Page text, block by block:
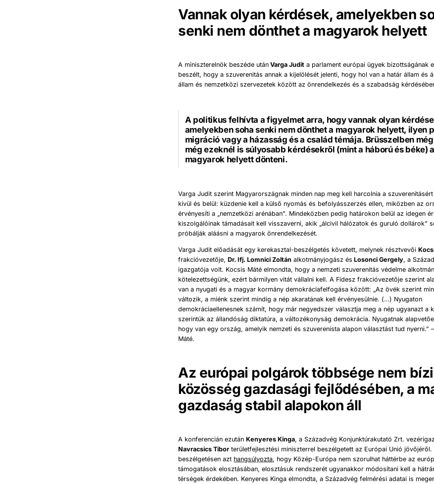
Vannak olyan kérdések, amelyekben
senki nem dönthet a magyarok helyett
A miniszterelnök beszéde után Varga Judit a parlament európai ügyek bizottságának
beszélt, hogy a szuverenitás annak a kijelölését jelenti, hogy hol van a határ állam és
állam és nemzetközi szervezetek között az önrendelkezés és a szabadság
A politikus felhívta a figyelmet arra, hogy vannak olyan
amelyekben soha senki nem dönthet a magyarok helyett, ilyen
migráció vagy a házasság és a család témája. Brüsszelben
még ezeknél is súlyosabb kérdésekről (mint a háború és béke)
magyarok helyett dönteni.
Varga Judit szerint Magyarországnak minden nap meg kell harcolnia a
kívül és belül: küzdenie kell a külső nyomás és befolyásszerzés ellen, miközben az
érvényesíti a „nemzetközi arénában”. Mindeközben pedig határokon belül az idegen
kiszolgálóinak támadásait kell visszaverni, akik „álcivil hálózatok és guruló dollárok”
próbálják aláásni a magyarok önrendelkezését.
Varga Judit előadását egy kerekasztal-beszélgetés követett, melynek résztvevői
frakcióvezetője,Dr. Ifj. Lomnici Zoltán alkotmányjogász és Losonci Gergely, a
igazgatója volt. Kocsis Máté elmondta, hogy a nemzeti szuverenitás védelme
kötelezettségünk, ezért bármilyen vitát vállalni kell. A Fidesz frakcióvezetője szerint
van a nyugati és a magyar kormány demokráciafelfogása között: „Az övék szerint
változik, a miénk szerint mindig a nép akaratának kell érvényesülnie. (…) Nyugaton
demokráciaellenesnek számít, hogy már negyedszer választja meg a nép ugyanazt a
szerintük az állandóság diktatúra, a változékonyság demokrácia. Nyugatnak
hogy van egy ország, amelyik nemzeti és szuverenista alapon választást tud nyerni.”
Máté.
Az európai polgárok többsége nem
közösség gazdasági fejlődésében, a
gazdaság stabil alapokon áll
A konferencián ezutánKenyeres Kinga, a Századvég Konjunktúrakutató Zrt.
Navracsics Tibor területfejlesztési miniszterrel beszélgetett az Európai Unió jövőjéről.
beszélgetésen azt hangsúlyozta, hogy Közép-Európa nem szorulhat háttérbe az
támogatások elosztásában, elosztásuk rendszerét ugyanakkor módosítani kell a
térségek érdekében. Kenyeres Kinga elmondta, a Századvég felmérési adatai is